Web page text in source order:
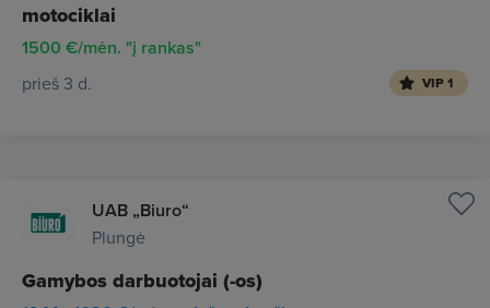
motociklai
1500 €/mėn. "į rankas"
prieš 3 d. VIP 1
UAB „Biuro“
Plungė
Gamybos darbuotojai (-os)